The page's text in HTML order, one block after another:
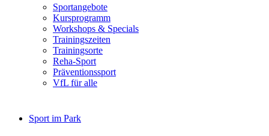
Sportangebote
Kursprogramm
Workshops & Specials
Trainingszeiten
Trainingsorte
Reha-Sport
Präventionssport
VfL für alle
Sport im Park